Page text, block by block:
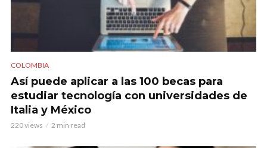
COLOMBIA
Así puede aplicar a las 100 becas para
estudiar tecnología con universidades de
Italia y México
220 views 2 min read